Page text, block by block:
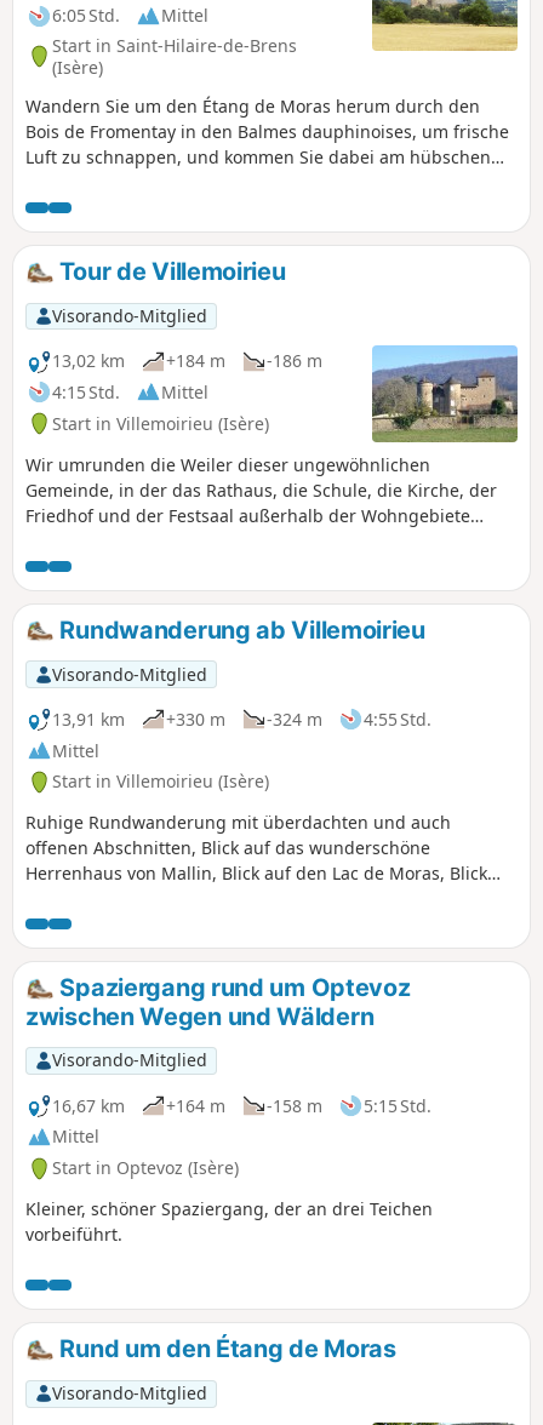
6:05 Std.
Mittel
Start in Saint-Hilaire-de-Brens
(Isère)
Wandern Sie um den Étang de Moras herum durch den
Bois de Fromentay in den Balmes dauphinoises, um frische
Luft zu schnappen, und kommen Sie dabei am hübschen
Tour de Villemoirieu
Visorando-Mitglied
13,02 km
+184 m
-186 m
4:15 Std.
Mittel
Start in Villemoirieu (Isère)
Wir umrunden die Weiler dieser ungewöhnlichen
Gemeinde, in der das Rathaus, die Schule, die Kirche, der
Friedhof und der Festsaal außerhalb der Wohngebiete
und Panoramablicke auf die Ebene des Ain.
Rundwanderung ab Villemoirieu
Visorando-Mitglied
13,91 km
+330 m -324 m
4:55 Std.
Mittel
Start in Villemoirieu (Isère)
Ruhige Rundwanderung mit überdachten und auch
offenen Abschnitten, Blick auf das wunderschöne
Herrenhaus von Mallin, Blick auf den Lac de Moras, Blick
Steinhäusern, in einer Höhle versteckte Quelle.
Spaziergang rund um Optevoz
zwischen Wegen und Wäldern
Visorando-Mitglied
16,67 km
+164 m -158 m
5:15 Std.
Mittel
Start in Optevoz (Isère)
Kleiner, schöner Spaziergang, der an drei Teichen
vorbeiführt.
Rund um den Étang de Moras
Visorando-Mitglied